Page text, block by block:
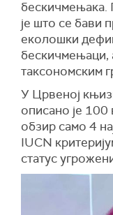
је што се бави
еколошки
бескичмењаци,
таксономским
У Црвеној
описано је 100
обзир само 4
IUCN
статус